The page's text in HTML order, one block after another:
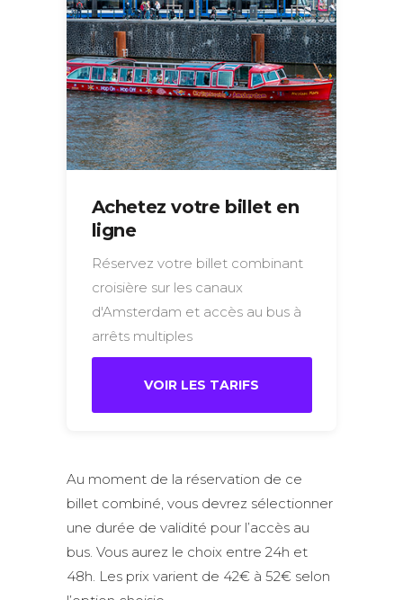
Achetez votre billet en
ligne
Réservez votre billet combinant
croisière sur les canaux
d'Amsterdam et accès au bus à
arrêts multiples
VOIR LES TARIFS
Au moment de la réservation de ce
billet combiné, vous devrez sélectionner
une durée de validité pour l’accès au
bus. Vous aurez le choix entre 24h et
48h. Les prix varient de 42€ à 52€ selon